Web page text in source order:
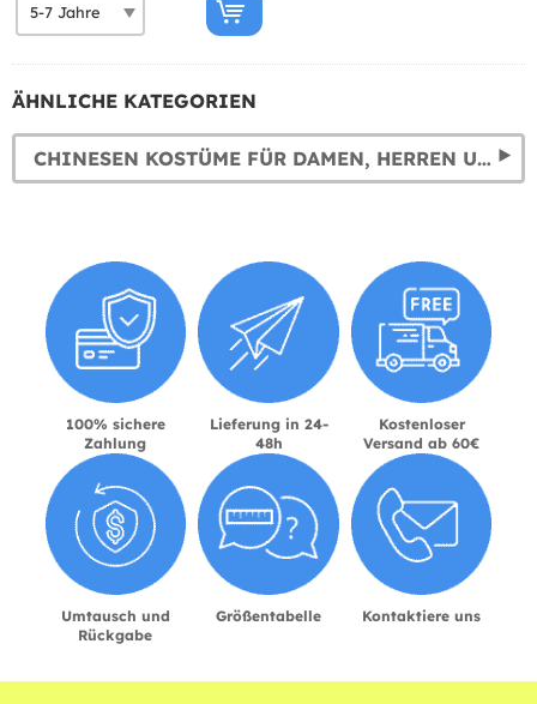
ÄHNLICHE KATEGORIEN
CHINESEN KOSTÜME FÜR DAMEN, HERREN UND KINDER
100% sichere
Zahlung
Lieferung in 24-
48h
Kostenloser
Versand ab 60€
Umtausch und
Rückgabe
Größentabelle Kontaktiere uns